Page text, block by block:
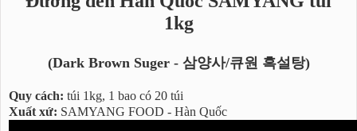
1kg
(Dark Brown Suger - 삼양사/큐원 흑설탕)
Quy cách: túi 1kg, 1 bao có 20 túi
Xuất xứ: SAMYANG FOOD - Hàn Quốc